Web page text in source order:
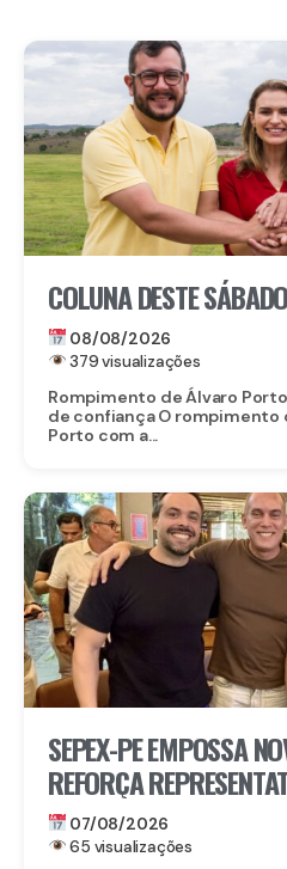
COLUNA DESTE SÁBADO
08/08/2026
379 visualizações
Rompimento de Álvaro
de confiança O rompimento
Porto com a...
SEPEX-PE EMPOSSA
REFORÇA
EXTERIOR EM
07/08/2026
65 visualizações